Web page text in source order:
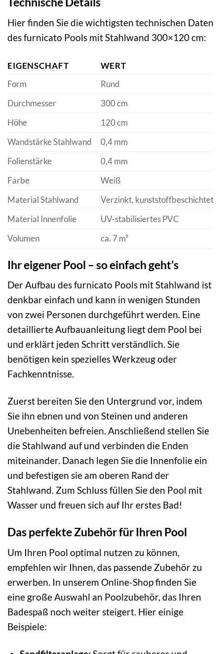
Hier finden Sie die wichtigsten technischen Daten
des furnicato Pools mit Stahlwand 300×120 cm:
EIGENSCHAFT
WERT
Form
Rund
Durchmesser
300 cm
Höhe
120 cm
Wandstärke Stahlwand
0,4 mm
Folienstärke
0,4 mm
Farbe
Weiß
Material Stahlwand
Verzinkt, kunststoffbeschichtet
Material Innenfolie
UV-stabilisiertes PVC
Volumen
ca. 7 m³
Ihr eigener Pool – so einfach geht’s
Der Aufbau des furnicato Pools mit Stahlwand ist
denkbar einfach und kann in wenigen Stunden
von zwei Personen durchgeführt werden. Eine
detaillierte Aufbauanleitung liegt dem Pool bei
und erklärt jeden Schritt verständlich. Sie
benötigen kein spezielles Werkzeug oder
Fachkenntnisse.
Zuerst bereiten Sie den Untergrund vor, indem
Sie ihn ebnen und von Steinen und anderen
Unebenheiten befreien. Anschließend stellen Sie
die Stahlwand auf und verbinden die Enden
miteinander. Danach legen Sie die Innenfolie ein
und befestigen sie am oberen Rand der
Stahlwand. Zum Schluss füllen Sie den Pool mit
Wasser und freuen sich auf Ihr erstes Bad!
Das perfekte Zubehör für Ihren Pool
Um Ihren Pool optimal nutzen zu können,
empfehlen wir Ihnen, das passende Zubehör zu
erwerben. In unserem Online-Shop finden Sie
eine große Auswahl an Poolzubehör, das Ihren
Badespaß noch weiter steigert. Hier einige
Beispiele: